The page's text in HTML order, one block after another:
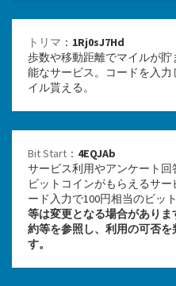
トリマ ： 1Rj0sJ7Hd
歩数や移動距離でマイルが
能なサービス。コードを入
イル貰える。
Bit Start ： 4EQJAb
サービス利用やアンケート
ビットコインがもらえるサ
ード入力で100円相当のビッ
等は変更となる場合があり
約等を参照し、利用の可否
す。